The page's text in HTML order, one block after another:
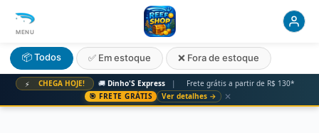
⚡ CHEGA HOJE! 🚚 Dinho'S Express |
Frete grátis a partir de R$ 130*
🎯 FRETE GRÁTIS
Ver detalhes → ✕
MENU
📦 Todos ✅ Em estoque ❌ Fora de estoque